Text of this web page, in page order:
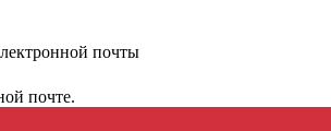
почты
почте.